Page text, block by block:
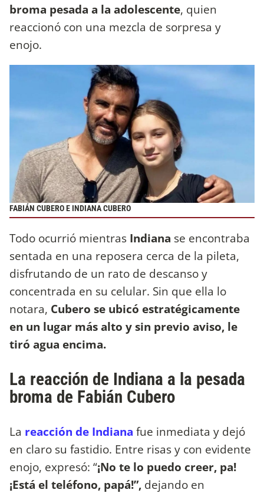
broma pesada a la adolescente, quien
reaccionó con una mezcla de sorpresa y
enojo.
FABIÁN CUBERO E INDIANA CUBERO
Todo ocurrió mientras Indiana se encontraba
sentada en una reposera cerca de la pileta,
disfrutando de un rato de descanso y
concentrada en su celular. Sin que ella lo
notara, Cubero se ubicó estratégicamente
en un lugar más alto y sin previo aviso, le
tiró agua encima.
La reacción de Indiana a la pesada
broma de Fabián Cubero
La reacción de Indiana fue inmediata y dejó
en claro su fastidio. Entre risas y con evidente
enojo, expresó: “¡No te lo puedo creer, pa!
¡Está el teléfono, papá!”, dejando en